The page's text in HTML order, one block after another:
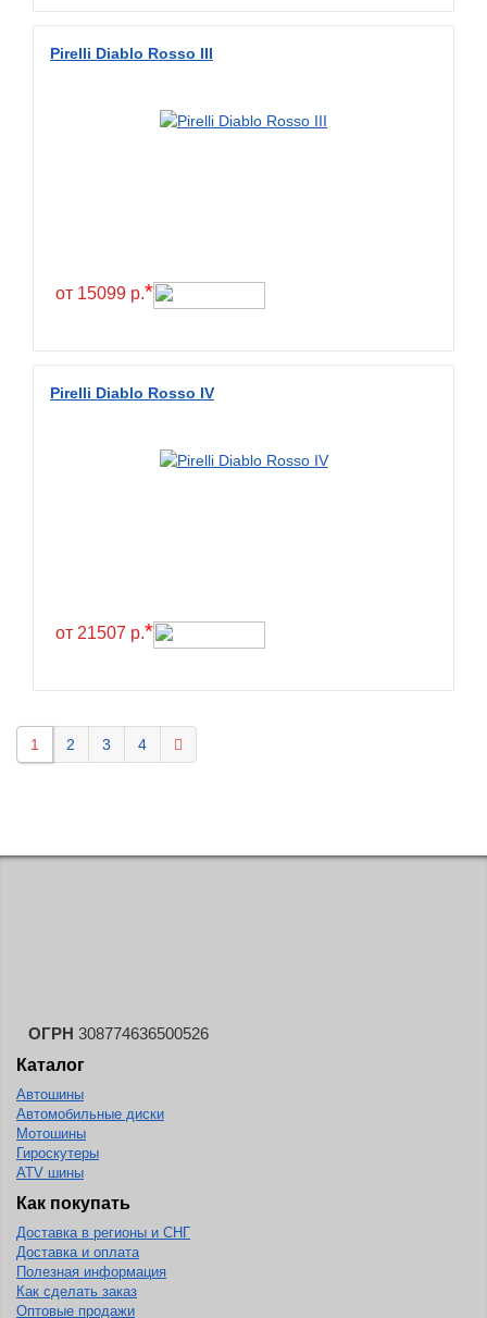
Pirelli Diablo Rosso III
от 15099 р.*
Pirelli Diablo Rosso IV
от 21507 р.*
1 2 3 4
ОГРН 308774636500526
Каталог
Автошины
Автомобильные диски
Мотошины
Гироскутеры
ATV шины
Как покупать
Доставка в регионы и СНГ
Доставка и оплата
Полезная информация
Как сделать заказ
Оптовые продажи